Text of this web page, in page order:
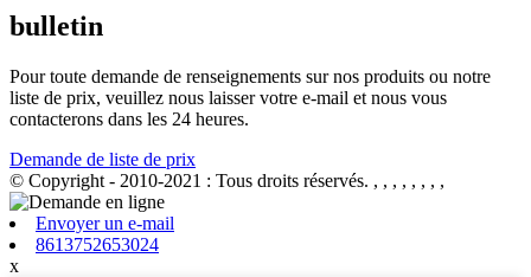
bulletin
Pour toute demande de renseignements sur nos produits ou notre
liste de prix, veuillez nous laisser votre e-mail et nous vous
contacterons dans les 24 heures.
Demande de liste de prix
© Copyright - 2010-2021 : Tous droits réservés. , , , , , , , ,
Envoyer un e-mail
8613752653024
x